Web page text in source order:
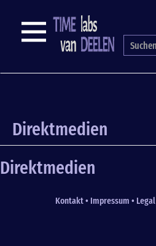
content
NAVIGATION
Direktmedien
Direktmedien
Fußzeile
Kontakt • Impressum • Legal